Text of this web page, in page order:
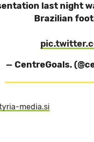
last night
Brazilian
— CentreGoals.
media.si